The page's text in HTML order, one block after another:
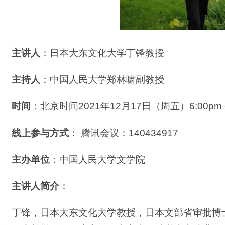
主讲人 ： 日本大东文化大学丁锋教授
主持人 ： 中国人民大学郑林啸副教授
时间 ：北京时间2021年12月17日（周五）6:00pm
线上参与方式 ： 腾讯会议：140434917
主办单位 ： 中国人民大学文学院
主讲人简介 ：
丁锋，日本大东文化大学教授，日本文部省审批